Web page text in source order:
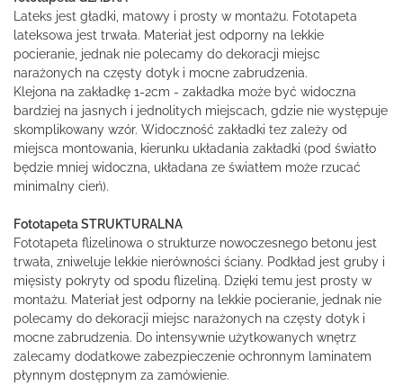
Lateks jest gładki, matowy i prosty w montażu. Fototapeta
lateksowa jest trwała. Materiał jest odporny na lekkie
pocieranie, jednak nie polecamy do dekoracji miejsc
narażonych na częsty dotyk i mocne zabrudzenia.
Klejona na zakładkę 1-2cm - zakładka może być widoczna
bardziej na jasnych i jednolitych miejscach, gdzie nie występuje
skomplikowany wzór. Widoczność zakładki tez zależy od
miejsca montowania, kierunku układania zakładki (pod światło
będzie mniej widoczna, układana ze światłem może rzucać
minimalny cień).
Fototapeta STRUKTURALNA
Fototapeta flizelinowa o strukturze nowoczesnego betonu jest
trwała, zniweluje lekkie nierówności ściany. Podkład jest gruby i
mięsisty pokryty od spodu flizeliną. Dzięki temu jest prosty w
montażu. Materiał jest odporny na lekkie pocieranie, jednak nie
polecamy do dekoracji miejsc narażonych na częsty dotyk i
mocne zabrudzenia. Do intensywnie użytkowanych wnętrz
zalecamy dodatkowe zabezpieczenie ochronnym laminatem
płynnym dostępnym za zamówienie.